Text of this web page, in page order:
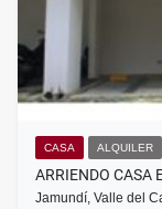
CASA ALQUILER
ARRIENDO CASA
Jamundí, Valle del